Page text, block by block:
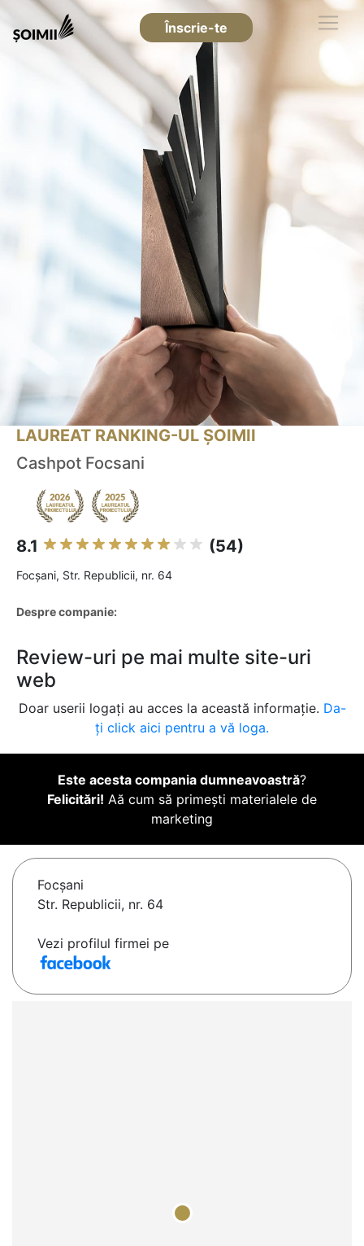
Înscrie-te
LAUREAT RANKING-UL ȘOIMII
Cashpot Focsani
8.1 (54)
Focşani, Str. Republicii, nr. 64
Despre companie:
Review-uri pe mai multe site-uri
web
Doar userii logați au acces la această informație. Da-
ți click aici pentru a vă loga.
Este acesta compania dumneavoastră?
Felicitări! Aă cum să primești materialele de
marketing
Focşani
Str. Republicii, nr. 64
Vezi profilul firmei pe